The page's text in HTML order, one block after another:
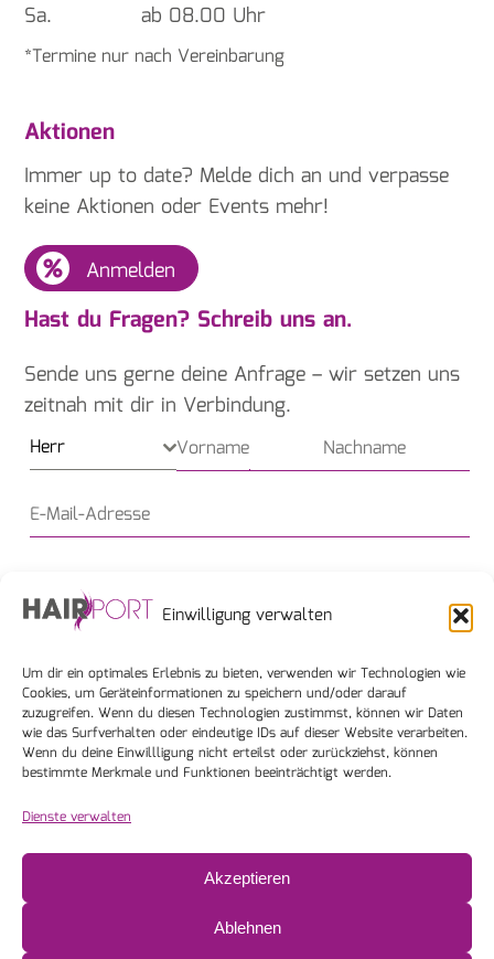
Einwilligung verwalten
Um dir ein optimales Erlebnis zu bieten, verwenden wir Technologien wie
Cookies, um Geräteinformationen zu speichern und/oder darauf
zuzugreifen. Wenn du diesen Technologien zustimmst, können wir Daten
wie das Surfverhalten oder eindeutige IDs auf dieser Website verarbeiten.
Wenn du deine Einwillligung nicht erteilst oder zurückziehst, können
bestimmte Merkmale und Funktionen beeinträchtigt werden.
Dienste verwalten
Akzeptieren
Ablehnen
Sa.
ab 08.00 Uhr
*Termine nur nach Vereinbarung
Aktionen
Immer up to date? Melde dich an und verpasse
keine Aktionen oder Events mehr!
Anmelden
Hast du Fragen? Schreib uns an.
Sende uns gerne deine Anfrage – wir setzen uns
zeitnah mit dir in Verbindung.
Herr
0 / 180
Senden